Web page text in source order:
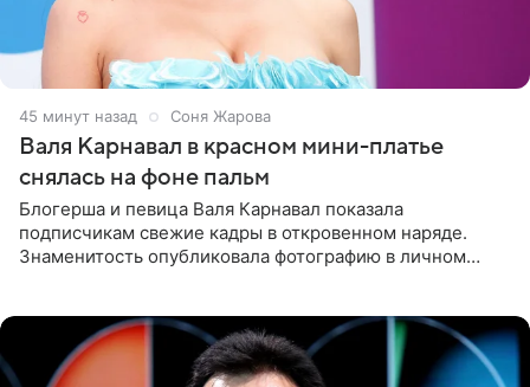
45 минут назад Соня Жарова
Валя Карнавал в красном мини-платье
снялась на фоне пальм
Блогерша и певица Валя Карнавал показала
подписчикам свежие кадры в откровенном наряде.
Знаменитость опубликовала фотографию в личном